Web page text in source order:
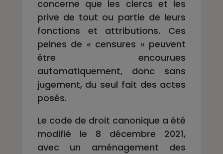
concerne que les clercs et les
prive de tout ou partie de leurs
fonctions et attributions. Ces
peines de « censures » peuvent
être encourues
automatiquement, donc sans
jugement, du seul fait des actes
posés.
Le code de droit canonique a été
modifié le 8 décembre 2021,
avec un aménagement des